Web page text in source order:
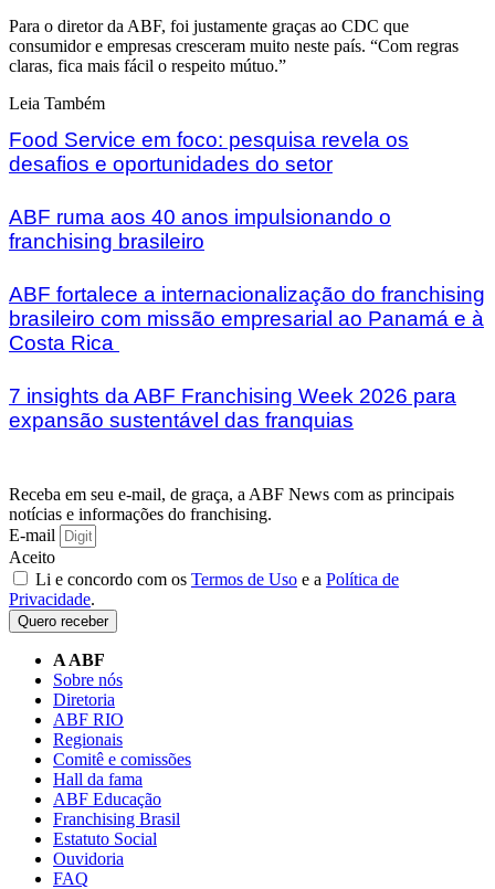
Para o diretor da ABF, foi justamente graças ao CDC que
consumidor e empresas cresceram muito neste país. “Com regras
claras, fica mais fácil o respeito mútuo.”
Leia Também
Food Service em foco: pesquisa revela os
desafios e oportunidades do setor
ABF ruma aos 40 anos impulsionando o
franchising brasileiro
ABF fortalece a internacionalização do franchising
brasileiro com missão empresarial ao Panamá e à
Costa Rica
7 insights da ABF Franchising Week 2026 para
expansão sustentável das franquias
Receba em seu e-mail, de graça, a ABF News com as principais
notícias e informações do franchising.
E-mail
Aceito
Li e concordo com os Termos de Uso e a Política de
Privacidade.
Quero receber
A ABF
Sobre nós
Diretoria
ABF RIO
Regionais
Comitê e comissões
Hall da fama
ABF Educação
Franchising Brasil
Estatuto Social
Ouvidoria
FAQ